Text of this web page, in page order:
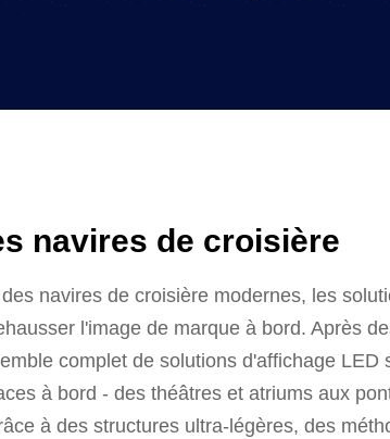
navires de croisière
navires de croisière modernes, les
l'image de marque à bord. Après
complet de solutions d'affichage
à bord - des théâtres et atriums aux
à des structures ultra-légères, des